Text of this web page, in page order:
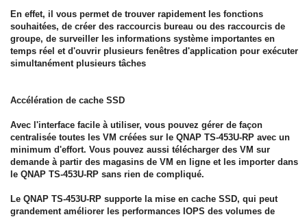
En effet, il vous permet de trouver rapidement les fonctions
souhaitées, de créer des raccourcis bureau ou des raccourcis de
groupe, de surveiller les informations système importantes en
temps réel et d'ouvrir plusieurs fenêtres d'application pour exécuter
simultanément plusieurs tâches
Accélération de cache SSD
Avec l'interface facile à utiliser, vous pouvez gérer de façon
centralisée toutes les VM créées sur le QNAP TS-453U-RP avec un
minimum d'effort. Vous pouvez aussi télécharger des VM sur
demande à partir des magasins de VM en ligne et les importer dans
le QNAP TS-453U-RP sans rien de compliqué.
Le QNAP TS-453U-RP supporte la mise en cache SSD, qui peut
grandement améliorer les performances IOPS des volumes de